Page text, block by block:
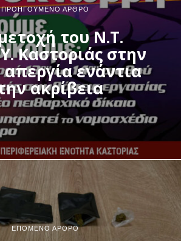
ΠΡΟΗΓΟΎΜΕΝΟ ΆΡΘΡΟ
του Ν.Τ.
Καστοριάς στην
ενάντια
ακρίβεια
ΕΠΌΜΕΝΟ ΆΡΘΡΟ